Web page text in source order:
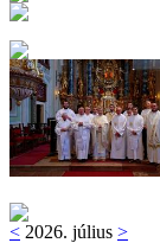
< 2026. július >